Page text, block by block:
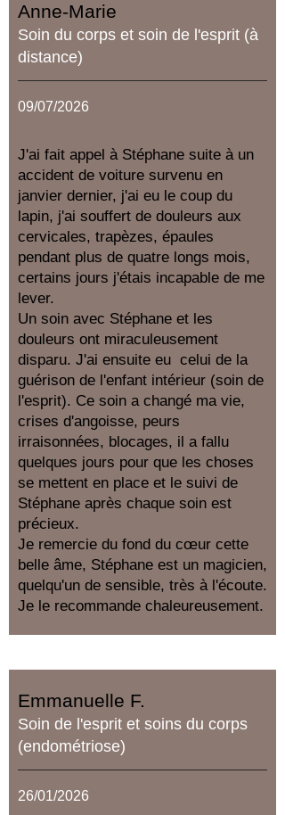
Anne-Marie
Soin du corps et soin de l'esprit (à
distance)
09/07/2026
J'ai fait appel à Stéphane suite à un
accident de voiture survenu en
janvier dernier, j'ai eu le coup du
lapin, j'ai souffert de douleurs aux
cervicales, trapèzes, épaules
pendant plus de quatre longs mois,
certains jours j'étais incapable de me
lever.
Un soin avec Stéphane et les
douleurs ont miraculeusement
disparu. J'ai ensuite eu celui de la
guérison de l'enfant intérieur (soin de
l'esprit). Ce soin a changé ma vie,
crises d'angoisse, peurs
irraisonnées, blocages, il a fallu
quelques jours pour que les choses
se mettent en place et le suivi de
Stéphane après chaque soin est
précieux.
Je remercie du fond du cœur cette
belle âme, Stéphane est un magicien,
quelqu'un de sensible, très à l'écoute.
Je le recommande chaleureusement.
Emmanuelle F.
Soin de l'esprit et soins du corps
(endométriose)
26/01/2026